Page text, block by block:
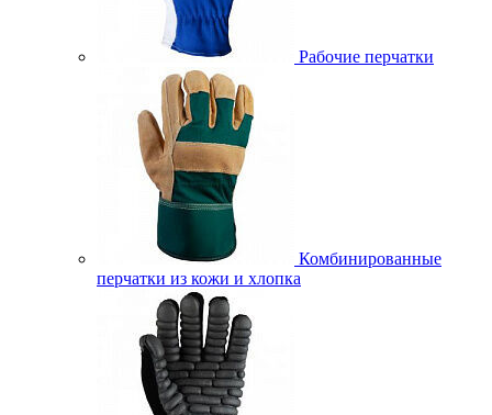
Рабочие перчатки
Комбинированные
перчатки из кожи и хлопка